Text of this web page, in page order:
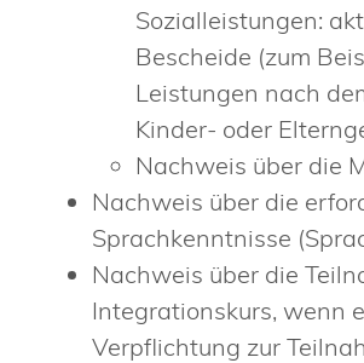
Sozialleistungen:
Bescheide (zum
Leistungen nach
Kinder- oder
Nachweis über die
Nachweis über die
Sprachkenntnisse
Nachweis über die
Integrationskurs, wenn
Verpflichtung zur